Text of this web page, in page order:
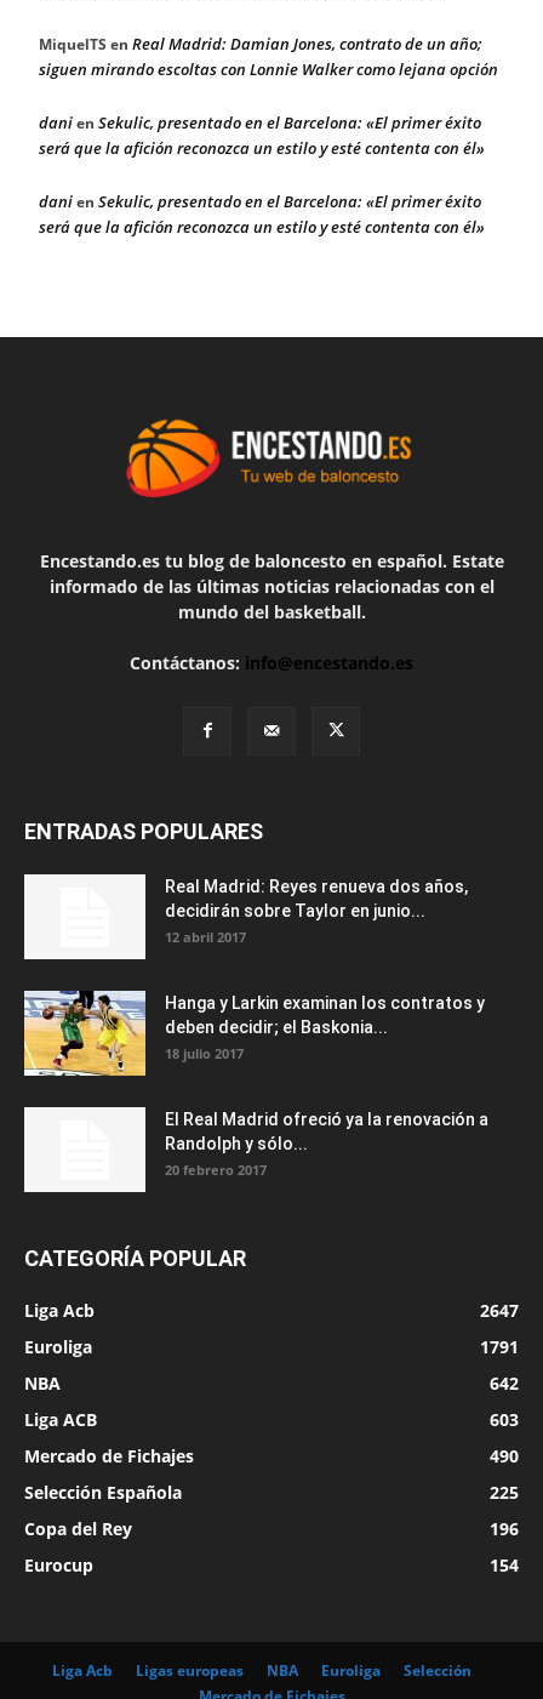
MiquelTS en Real Madrid: Damian Jones, contrato de un año;
siguen mirando escoltas con Lonnie Walker como lejana opción
danien Sekulic, presentado en el Barcelona: «El primer éxito
será que la afición reconozca un estilo y esté contenta con él»
danien Sekulic, presentado en el Barcelona: «El primer éxito
será que la afición reconozca un estilo y esté contenta con él»
Encestando.es tu blog de baloncesto en español. Estate
informado de las últimas noticias relacionadas con el
mundo del basketball.
Contáctanos: info@encestando.es
ENTRADAS POPULARES
Real Madrid: Reyes renueva dos años,
decidirán sobre Taylor en junio...
12 abril 2017
Hanga y Larkin examinan los contratos y
deben decidir; el Baskonia...
18 julio 2017
El Real Madrid ofreció ya la renovación a
Randolph y sólo...
20 febrero 2017
CATEGORÍA POPULAR
Liga Acb
2647
Euroliga
1791
NBA
642
Liga ACB
603
Mercado de Fichajes
490
Selección Española
225
Copa del Rey
196
Eurocup
154
Liga Acb Ligas europeas NBA Euroliga
Selección